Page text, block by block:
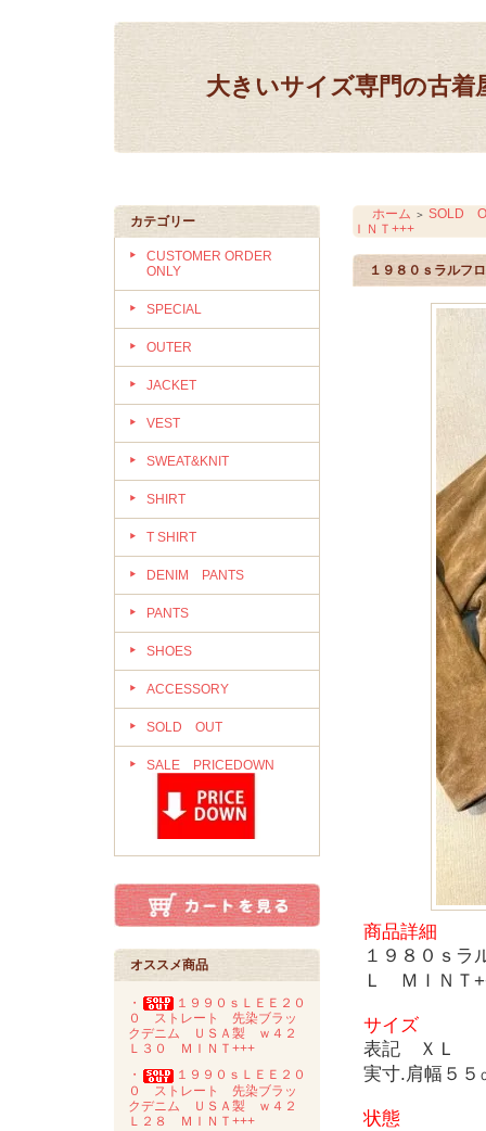
大きいサイズ専門の古
カテゴリー
CUSTOMER ORDER
ONLY
SPECIAL
OUTER
JACKET
VEST
SWEAT&KNIT
SHIRT
T SHIRT
DENIM PANTS
PANTS
SHOES
ACCESSORY
SOLD OUT
SALE PRICEDOWN
オススメ商品
・
１９９０ｓＬＥＥ２０
０ ストレート 先染ブラッ
クデニム ＵＳＡ製 ｗ４２
Ｌ３０ ＭＩＮＴ+++
・
１９９０ｓＬＥＥ２０
０ ストレート 先染ブラッ
クデニム ＵＳＡ製 ｗ４２
Ｌ２８ ＭＩＮＴ+++
ホーム ＞ SOLD
ＩＮＴ+++
１９８０ｓラル
商品詳細
１９８０ｓ
Ｌ ＭＩＮＴ
サイズ
表記 ＸＬ
実寸.肩幅５５
状態